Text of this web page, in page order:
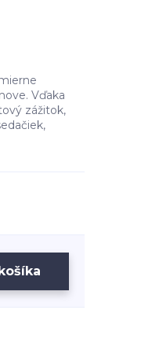
Vďaka
zážitok,